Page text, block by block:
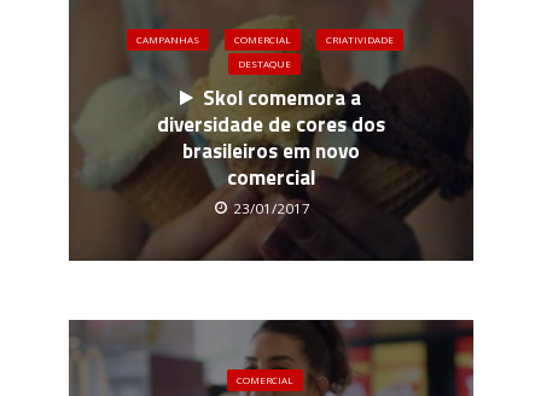
CAMPANHAS COMERCIAL
CRIATIVIDADE
DESTAQUE
Skol comemora a
diversidade de cores dos
brasileiros em novo
comercial
23/01/2017
COMERCIAL